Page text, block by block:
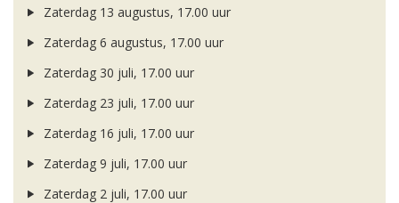
Zaterdag 13 augustus, 17.00 uur
Zaterdag 6 augustus, 17.00 uur
Zaterdag 30 juli, 17.00 uur
Zaterdag 23 juli, 17.00 uur
Zaterdag 16 juli, 17.00 uur
Zaterdag 9 juli, 17.00 uur
Zaterdag 2 juli, 17.00 uur